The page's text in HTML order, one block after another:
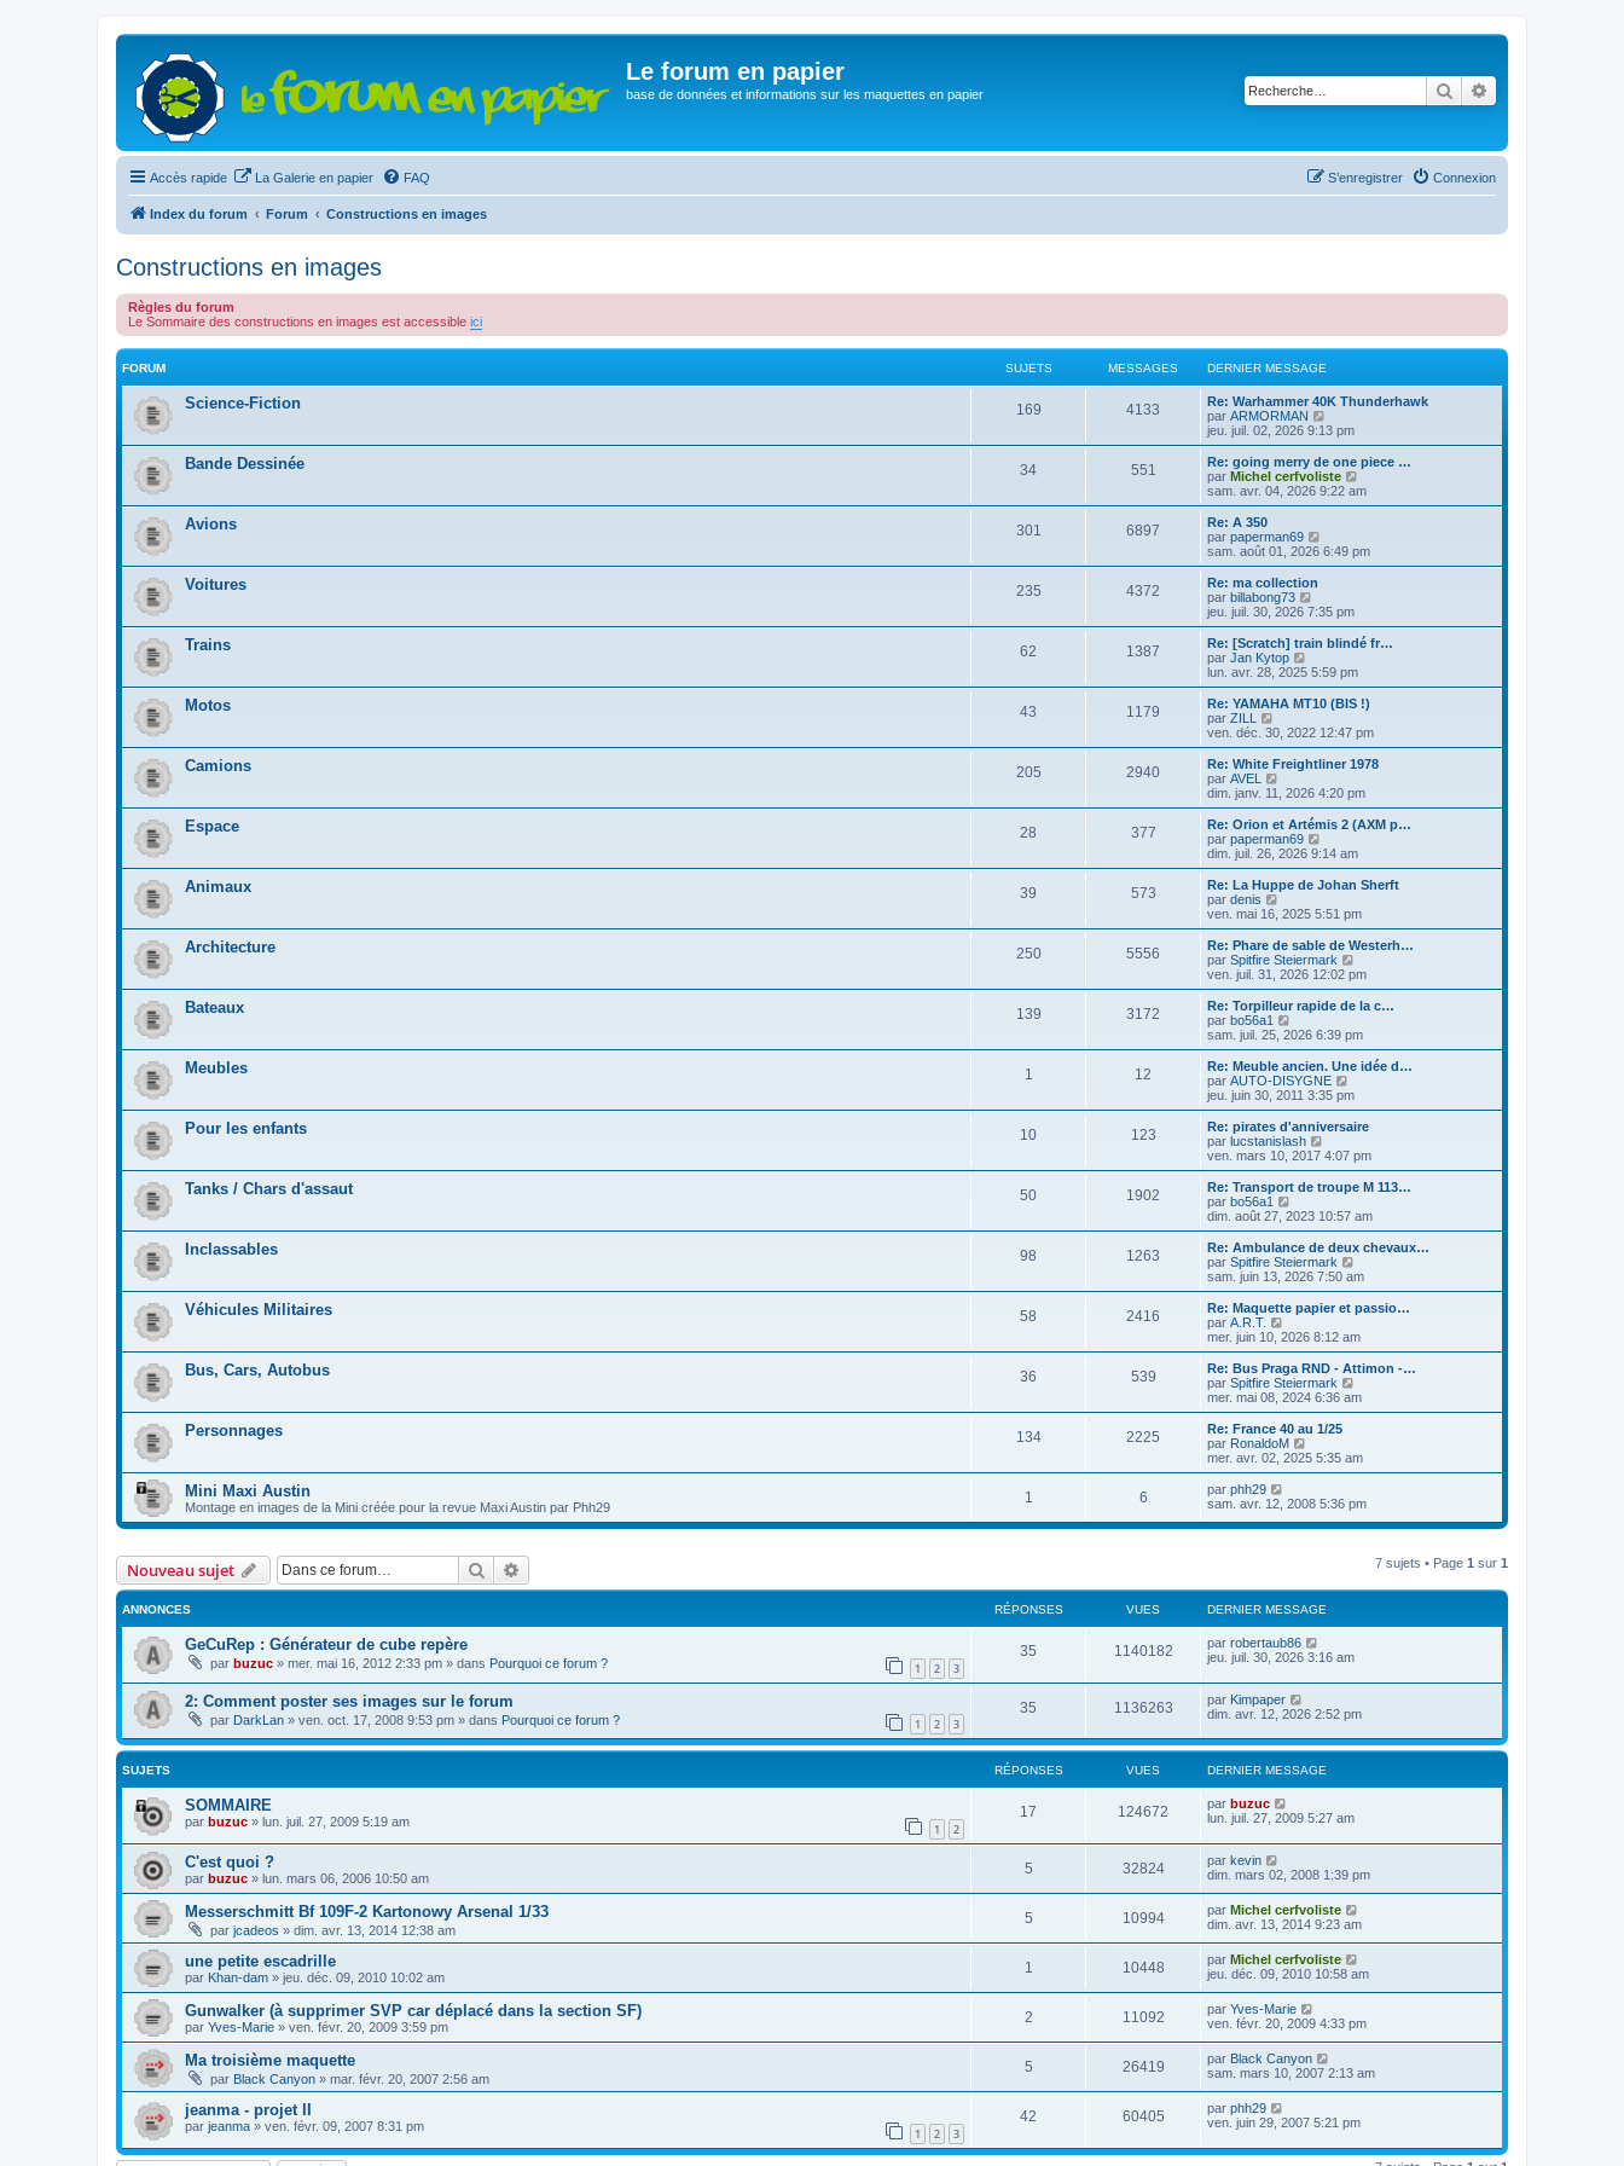
Le forum en papier
base de données et informations sur les maquettes en papier Rechercher
Accès rapide La Galerie en papier FAQ Connexion
S’enregistrer
Index du forum Forum Constructions en images
Constructions en images
Règles du forum
Le Sommaire des constructions en images est accessible ici
FORUM SUJETS MESSAGES DERNIER MESSAGE
Science-Fiction 169 4133
Re: Warhammer 40K Thunderhawk
par ARMORMAN
o
i
r
l
e
n
i
e
s
s
g
e
jeu. juil. 02, 2026 9:13 pm
Bande Dessinée 34 551
Re: going merry de one piece …
par Michel cerfvoliste
o
i
e
e
r
s
s
g
e
sam. avr. 04, 2026 9:22 am
Avions 301 6897
Re: A 350
par paperman69
o
i
e
e
r
n
i
r
e
s
s
g
e
sam. août 01, 2026 6:49 pm
Voitures 235 4372
Re: ma collection
par billabong73
o
i
r
e
e
r
n
i
r
e
s
s
a
g
e
jeu. juil. 30, 2026 7:35 pm
Trains 62 1387
Re: [Scratch] train blindé fr…
par Jan Kytop
o
i
r
e
e
r
n
i
e
r
m
e
s
s
g
e
lun. avr. 28, 2025 5:59 pm
Motos 43 1179
Re: YAMAHA MT10 (BIS !)
par ZILL
o
i
r
l
e
d
e
r
n
r
m
e
s
s
a
g
e
ven. déc. 30, 2022 12:47 pm
Camions 205 2940
Re: White Freightliner 1978
par AVEL
o
i
r
l
e
r
n
r
m
e
s
s
a
g
e
dim. janv. 11, 2026 4:20 pm
Espace 28 377
Re: Orion et Artémis 2 (AXM p…
par paperman69
o
i
r
e
r
n
i
r
e
s
s
a
g
e
dim. juil. 26, 2026 9:14 am
Animaux 39 573
Re: La Huppe de Johan Sherft
par denis
o
i
r
l
e
r
n
r
m
e
s
s
a
g
e
ven. mai 16, 2025 5:51 pm
Architecture 250 5556
Re: Phare de sable de Westerh…
par Spitfire Steiermark
o
i
r
e
e
r
r
e
s
s
g
e
ven. juil. 31, 2026 12:02 pm
Bateaux 139 3172
Re: Torpilleur rapide de la c…
par bo56a1
o
i
r
l
e
r
n
i
r
e
s
s
a
g
e
sam. juil. 25, 2026 6:39 pm
Meubles 1 12
Re: Meuble ancien. Une idée d…
par AUTO-DISYGNE
o
i
r
e
d
r
n
r
m
e
s
s
g
e
jeu. juin 30, 2011 3:35 pm
Pour les enfants 10 123
Re: pirates d'anniversaire
par lucstanislash
o
i
r
e
r
n
i
r
e
s
s
a
g
e
ven. mars 10, 2017 4:07 pm
Tanks / Chars d'assaut 50 1902
Re: Transport de troupe M 113…
par bo56a1
o
i
r
l
e
r
n
i
r
m
e
s
s
a
g
e
dim. août 27, 2023 10:57 am
Inclassables 98 1263
Re: Ambulance de deux chevaux…
par Spitfire Steiermark
o
i
r
l
e
e
r
i
e
s
a
g
sam. juin 13, 2026 7:50 am
Véhicules Militaires 58 2416
Re: Maquette papier et passio…
par A.R.T.
o
i
r
l
e
e
r
n
i
m
e
e
mer. juin 10, 2026 8:12 am
Bus, Cars, Autobus 36 539
Re: Bus Praga RND - Attimon -…
par Spitfire Steiermark
o
i
e
n
i
a
mer. mai 08, 2024 6:36 am
Personnages 134 2225
Re: France 40 au 1/25
par RonaldoM
o
i
l
d
i
r
m
e
s
a
e
mer. avr. 02, 2025 5:35 am
Mini Maxi Austin
Montage en images de la Mini créée pour la revue Maxi Austin par Phh29
1 6 par phh29
o
r
e
r
n
e
r
s
s
g
e
sam. avr. 12, 2008 5:36 pm
Nouveau sujet Rechercher 7 sujets • Page 1 sur 1
ANNONCES RÉPONSES VUES DERNIER MESSAGE
GeCuRep : Générateur de cube repère
par buzuc » mer. mai 16, 2012 2:33 pm » dans Pourquoi ce forum ? 1 2 3
35 1140182 par robertaub86
jeu. juil. 30, 2026 3:16 am
2: Comment poster ses images sur le forum
par DarkLan » ven. oct. 17, 2008 9:53 pm » dans Pourquoi ce forum ? 1 2 3
35 1136263 par Kimpaper
dim. avr. 12, 2026 2:52 pm
SUJETS RÉPONSES VUES DERNIER MESSAGE
SOMMAIRE
par buzuc » lun. juil. 27, 2009 5:19 am 1 2
17 124672 par buzuc
lun. juil. 27, 2009 5:27 am
C'est quoi ?
par buzuc » lun. mars 06, 2006 10:50 am
5 32824 par kevin
dim. mars 02, 2008 1:39 pm
Messerschmitt Bf 109F-2 Kartonowy Arsenal 1/33
par jcadeos » dim. avr. 13, 2014 12:38 am
5 10994 par Michel cerfvoliste
dim. avr. 13, 2014 9:23 am
une petite escadrille
par Khan-dam » jeu. déc. 09, 2010 10:02 am
1 10448 par Michel cerfvoliste
jeu. déc. 09, 2010 10:58 am
Gunwalker (à supprimer SVP car déplacé dans la section SF)
par Yves-Marie » ven. févr. 20, 2009 3:59 pm
2 11092 par Yves-Marie
ven. févr. 20, 2009 4:33 pm
Ma troisième maquette
par Black Canyon » mar. févr. 20, 2007 2:56 am
5 26419 par Black Canyon
sam. mars 10, 2007 2:13 am
jeanma - projet II
par jeanma » ven. févr. 09, 2007 8:31 pm 1 2 3
42 60405 par phh29
ven. juin 29, 2007 5:21 pm